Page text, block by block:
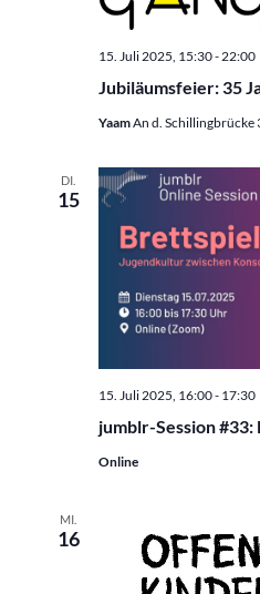
Jubiläumsfeier: 35
15. Juli 2025, 15:30- 22:00
YaamAn d. Schillingbrücke
DI.
15
jumblr-Session
15. Juli 2025, 16:00- 17:30
Online
MI.
16